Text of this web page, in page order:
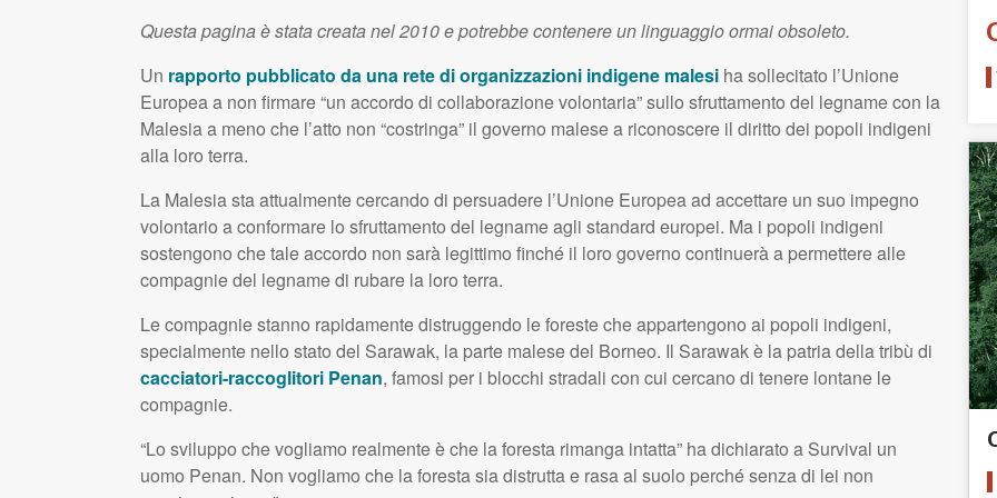
Questa pagina è stata creata nel 2010 e potrebbe contenere un linguaggio ormai obsoleto.
Un rapporto pubblicato da una rete di organizzazioni indigene malesiha sollecitato l’Unione
Europea a non firmare “un accordo di collaborazione volontaria” sullo sfruttamento del legname con la
Malesia a meno che l’atto non “costringa” il governo malese a riconoscere il diritto dei popoli indigeni
alla loro terra.
La Malesia sta attualmente cercando di persuadere l’Unione Europea ad accettare un suo impegno
volontario a conformare lo sfruttamento del legname agli standard europei. Ma i popoli indigeni
sostengono che tale accordo non sarà legittimo finché il loro governo continuerà a permettere alle
compagnie del legname di rubare la loro terra.
Le compagnie stanno rapidamente distruggendo le foreste che appartengono ai popoli indigeni,
specialmente nello stato del Sarawak, la parte malese del Borneo. Il Sarawak è la patria della tribù di
cacciatori-raccoglitori Penan, famosi per i blocchi stradali con cui cercano di tenere lontane le
compagnie.
“Lo sviluppo che vogliamo realmente è che la foresta rimanga intatta” ha dichiarato a Survival un
uomo Penan. Non vogliamo che la foresta sia distrutta e rasa al suolo perché senza di lei non